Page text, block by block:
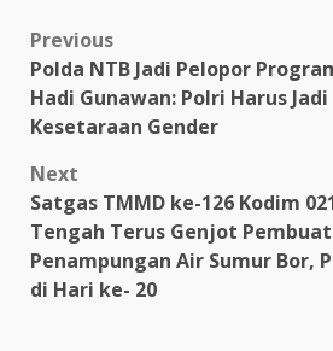
Post
navigation
Previous
Polda NTB Jadi Pelopor
Hadi Gunawan: Polri Harus
Kesetaraan Gender
Next
Satgas TMMD ke-126 Kodim
Tengah Terus Genjot
Penampungan Air Sumur Bor,
di Hari ke- 20